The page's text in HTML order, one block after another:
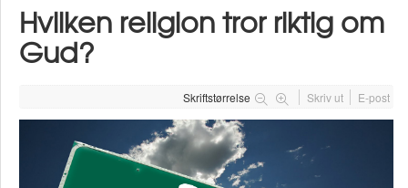
Hvilken religion tror riktig om
Gud?
Skriftstørrelse Skriv ut E-post